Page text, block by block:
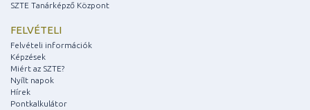
SZTE Tanárképző Központ
FELVÉTELI
Felvételi információk
Képzések
Miért az SZTE?
Nyílt napok
Hírek
Pontkalkulátor